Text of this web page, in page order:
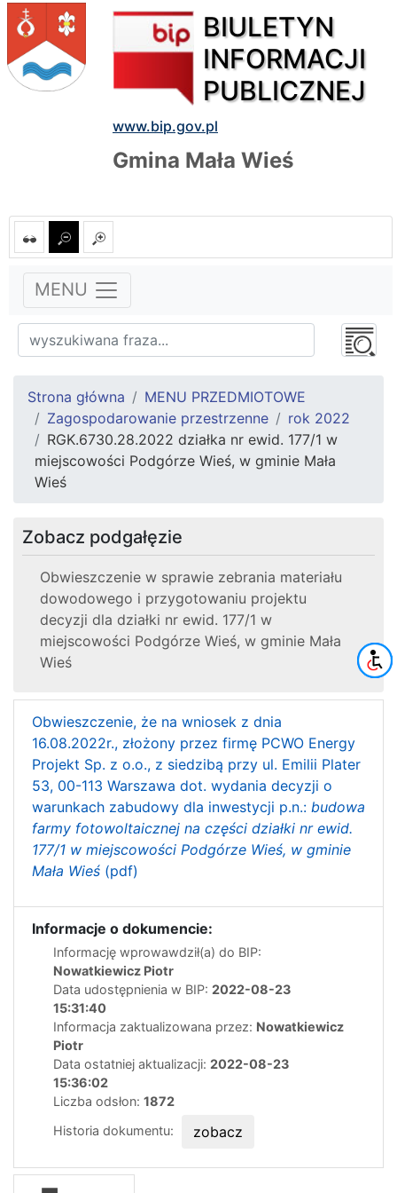
BIULETYN
INFORMACJI
PUBLICZNEJ
www.bip.gov.pl
Gmina Mała Wieś
MENU
Strona główna
MENU PRZEDMIOTOWE
Zagospodarowanie przestrzenne
rok 2022
RGK.6730.28.2022 działka nr ewid. 177/1 w
miejscowości Podgórze Wieś, w gminie Mała
Wieś
Zobacz podgałęzie
Obwieszczenie w sprawie zebrania materiału
dowodowego i przygotowaniu projektu
decyzji dla działki nr ewid. 177/1 w
miejscowości Podgórze Wieś, w gminie Mała
Wieś
Obwieszczenie, że na wniosek z dnia
16.08.2022r., złożony przez firmę PCWO Energy
Projekt Sp. z o.o., z siedzibą przy ul. Emilii Plater
53, 00-113 Warszawa dot. wydania decyzji o
warunkach zabudowy dla inwestycji p.n.: budowa
farmy fotowoltaicznej na części działki nr ewid.
177/1 w miejscowości Podgórze Wieś, w gminie
Mała Wieś (pdf)
Informacje o dokumencie:
Informację wprowawdził(a) do BIP:
Nowatkiewicz Piotr
Data udostępnienia w BIP: 2022-08-23
15:31:40
Informacja zaktualizowana przez: Nowatkiewicz
Piotr
Data ostatniej aktualizacji: 2022-08-23
15:36:02
Liczba odsłon: 1872
Historia dokumentu:
zobacz